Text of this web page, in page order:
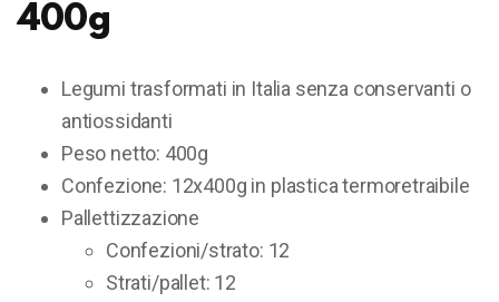
400g
Legumi trasformati in Italia senza conservanti o
antiossidanti
Peso netto: 400g
Confezione: 12x400g in plastica termoretraibile
Pallettizzazione
Confezioni/strato: 12
Strati/pallet: 12